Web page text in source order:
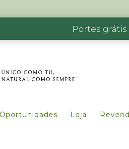
Portes
Oportunidades Loja